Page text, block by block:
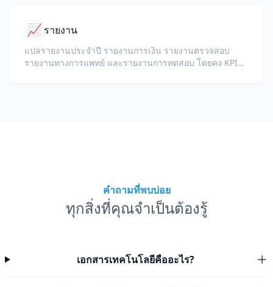
📈 รายงาน
แปลรายงานประจำปี รายงานการเงิน รายงานตรวจสอบ
รายงานทางการแพทย์ และรายงานการทดสอบ โดยคง KPI
คำถามที่พบบ่อย
ทุกสิ่งที่คุณจำเป็นต้องรู้
เอกสารเทคโนโลยีคืออะไร?